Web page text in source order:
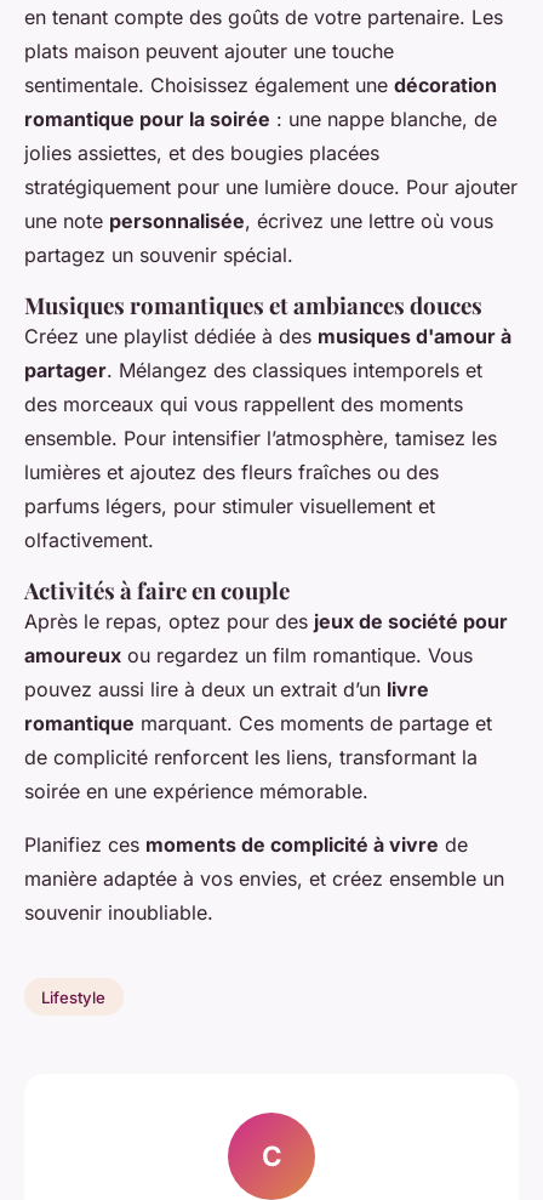
en tenant compte des goûts de votre partenaire. Les
plats maison peuvent ajouter une touche
sentimentale. Choisissez également une décoration
romantique pour la soirée : une nappe blanche, de
jolies assiettes, et des bougies placées
stratégiquement pour une lumière douce. Pour ajouter
une note personnalisée, écrivez une lettre où vous
partagez un souvenir spécial.
Musiques romantiques et ambiances douces
Créez une playlist dédiée à des musiques d'amour à
partager. Mélangez des classiques intemporels et
des morceaux qui vous rappellent des moments
ensemble. Pour intensifier l’atmosphère, tamisez les
lumières et ajoutez des fleurs fraîches ou des
parfums légers, pour stimuler visuellement et
olfactivement.
Activités à faire en couple
Après le repas, optez pour des jeux de société pour
amoureux ou regardez un film romantique. Vous
pouvez aussi lire à deux un extrait d’un livre
romantique marquant. Ces moments de partage et
de complicité renforcent les liens, transformant la
soirée en une expérience mémorable.
Planifiez ces moments de complicité à vivre de
manière adaptée à vos envies, et créez ensemble un
souvenir inoubliable.
Lifestyle
C